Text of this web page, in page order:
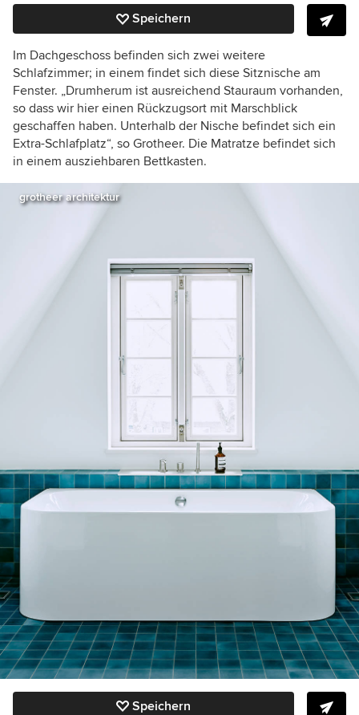
Speichern
Im Dachgeschoss befinden sich zwei weitere
Schlafzimmer; in einem findet sich diese Sitznische am
Fenster. „Drumherum ist ausreichend Stauraum vorhanden,
so dass wir hier einen Rückzugsort mit Marschblick
geschaffen haben. Unterhalb der Nische befindet sich ein
Extra-Schlafplatz“, so Grotheer. Die Matratze befindet sich
in einem ausziehbaren Bettkasten.
grotheer architektur
Speichern